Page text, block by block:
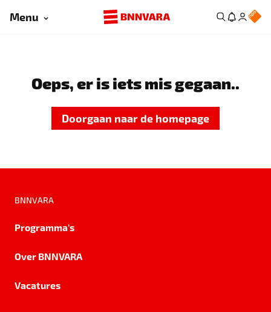
Menu
Oeps, er is iets mis gegaan..
Doorgaan naar de homepage
BNNVARA
Programma's
Over BNNVARA
Vacatures